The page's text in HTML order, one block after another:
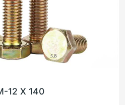
12 X 140